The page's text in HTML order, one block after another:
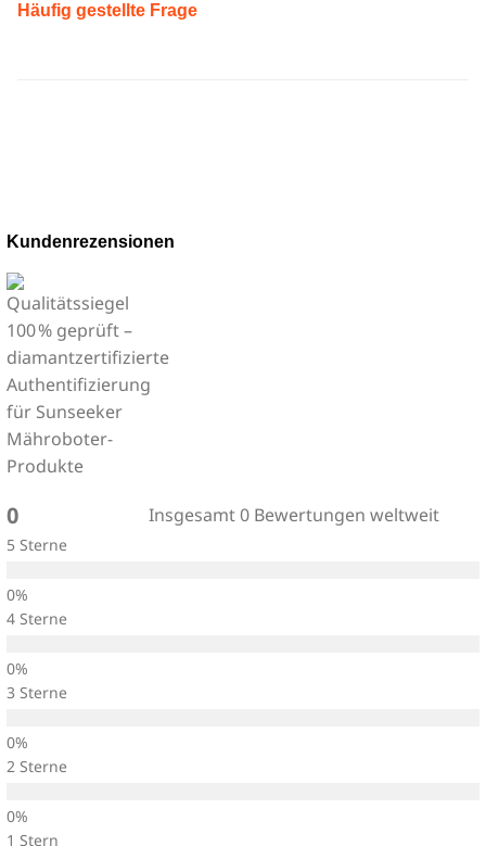
Häufig gestellte Frage
Kundenrezensionen
0 Insgesamt 0 Bewertungen weltweit
5 Sterne
4 Sterne
3 Sterne
2 Sterne
1 Stern